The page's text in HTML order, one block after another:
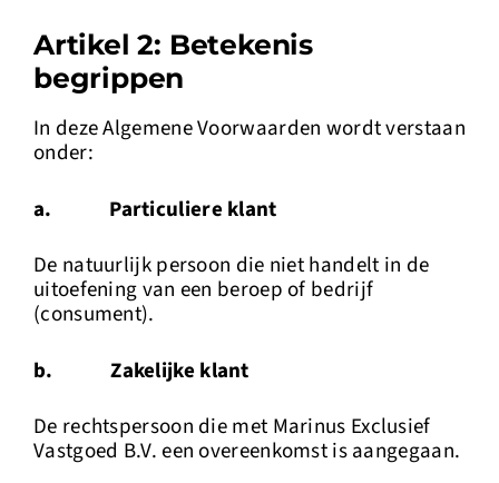
Artikel 2: Betekenis
begrippen
In deze Algemene Voorwaarden wordt verstaan
onder:
a. Particuliere klant
De natuurlijk persoon die niet handelt in de
uitoefening van een beroep of bedrijf
(consument).
b.Zakelijke klant
De rechtspersoon die met Marinus Exclusief
Vastgoed B.V. een overeenkomst is aangegaan.